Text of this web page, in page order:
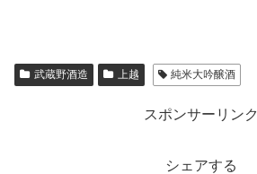
武蔵野酒造 上越 純米大吟醸酒
スポンサーリンク
シェアする